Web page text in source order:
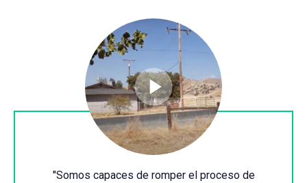
"Somos capaces de romper el proceso de